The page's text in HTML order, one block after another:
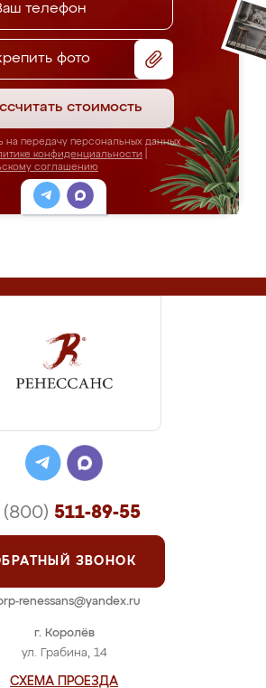
фото
стоимость
на передачу персональных данных
конфиденциальности
соглашению
г. Королёв
ул. Грабина, 14
СХЕМА ПРОЕЗДА
(800) 511-89-55
ЗВОНОК
renessans@yandex.ru